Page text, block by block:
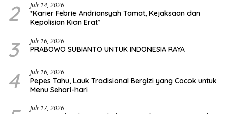
2 Juli 14, 2026
*Karier Febrie Andriansyah Tamat, Kejaksaan dan
Kepolisian Kian Erat*
3 Juli 16, 2026
PRABOWO SUBIANTO UNTUK INDONESIA RAYA
4 Juli 16, 2026
Pepes Tahu, Lauk Tradisional Bergizi yang Cocok untuk
Menu Sehari-hari
Juli 17, 2026